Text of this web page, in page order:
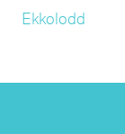
Ekkolodd